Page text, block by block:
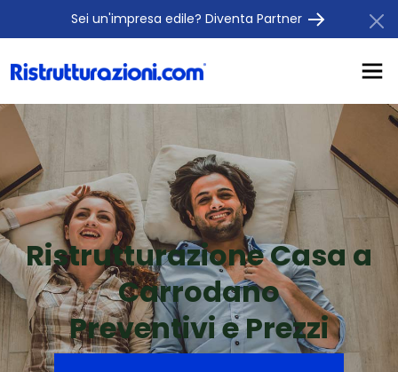
Sei un'impresa edile? Diventa Partner
Ristrutturazione Casa a
Carrodano
Preventivi e Prezzi